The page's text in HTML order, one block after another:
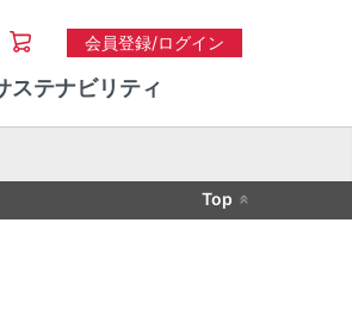
会員登録/ログイン
ステナビリティ
Top